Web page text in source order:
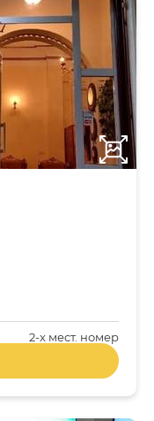
2-x мест. номер